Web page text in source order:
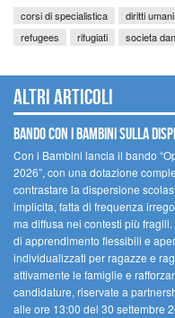
corsi di specialistica diritti umani
refugees
rifugiati societa
Altri articoli
Bando Con i Bambini sulla
Con i Bambini lancia il bando
2026”, con una dotazione
contrastare la dispersione
implicita, fatta di frequenza
ma diffusa nei contesti più
di apprendimento flessibili e
individualizzati per ragazze e
attivamente le famiglie e
candidature, riservate a
alle ore 13:00 del 30 settembre